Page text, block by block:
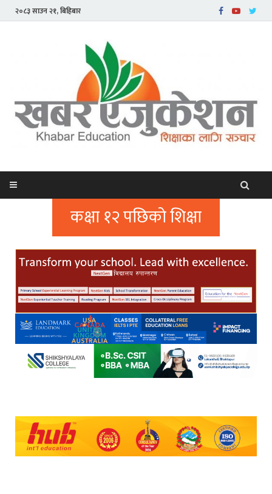
२०८३ साउन २१, बिहिबार
कक्षा १२ पछिको शिक्षा